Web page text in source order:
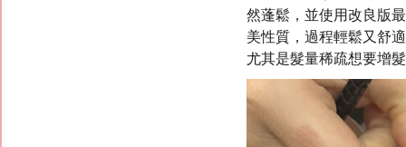
然蓬鬆，並使用改良版
美性質，過程輕鬆又舒
尤其是髮量稀疏想要增